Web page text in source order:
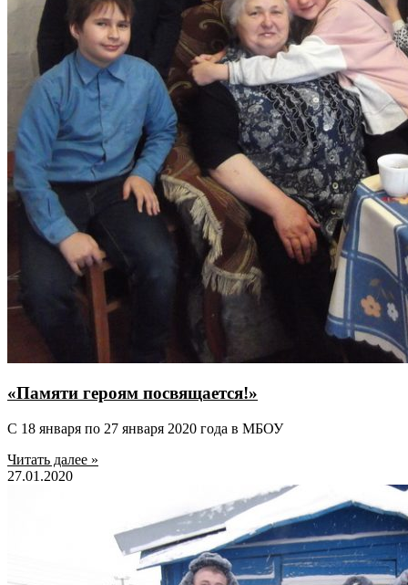
«Памяти героям посвящается!»
С 18 января по 27 января 2020 года в МБОУ
Читать далее »
27.01.2020